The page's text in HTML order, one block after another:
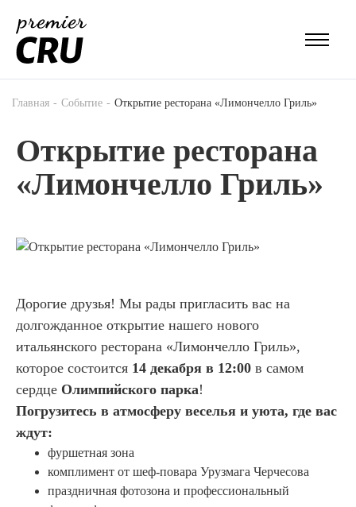
Главная Событие Открытие ресторана «Лимончелло Гриль»
Открытие ресторана
«Лимончелло Гриль»
Дорогие друзья! Мы рады пригласить вас на
долгожданное открытие нашего нового
итальянского ресторана «Лимончелло Гриль»,
которое состоится 14 декабря в 12:00 в самом
сердце Олимпийского парка!
Погрузитесь в атмосферу веселья и уюта, где вас
ждут:
фуршетная зона
комплимент от шеф-повара Урузмага Черчесова
праздничная фотозона и профессиональный